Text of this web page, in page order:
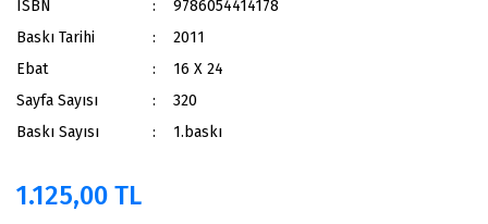
ISBN
9786054414178
Baskı Tarihi
2011
Ebat
16 X 24
Sayfa Sayısı
320
Baskı Sayısı
1.baskı
1.125,00 TL